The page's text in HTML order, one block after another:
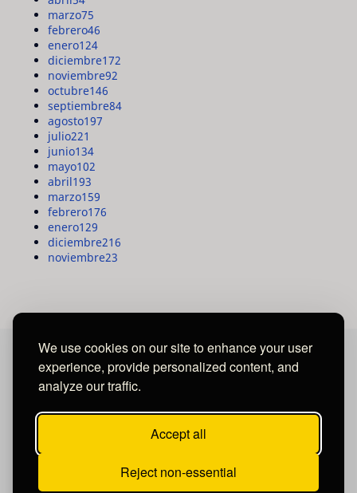
We use cookies on our site to enhance your user
experience, provide personalized content, and
analyze our traffic.
Accept all
Reject non-essential
marzo75
febrero46
enero124
diciembre172
noviembre92
octubre146
septiembre84
agosto197
julio221
junio134
mayo102
abril193
marzo159
febrero176
enero129
diciembre216
noviembre23
MAYA MEDIA GROUP
Ubicados en Tegucigalpa - Honduras.